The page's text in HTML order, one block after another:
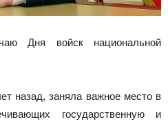
Дня войск национальной
назад, заняла важное место в
государственную и